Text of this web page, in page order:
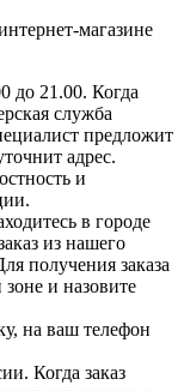
магазине
до 21.00. Когда
служба
предложит
адрес.
и
в городе
из нашего
получения заказа
зоне и назовите
на ваш телефон
Когда заказ